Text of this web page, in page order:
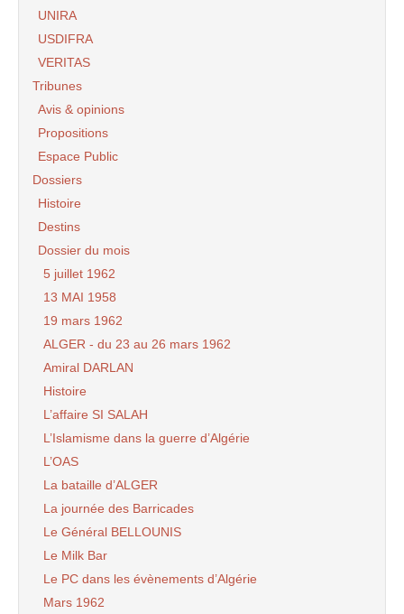
UNIRA
USDIFRA
VERITAS
Tribunes
Avis & opinions
Propositions
Espace Public
Dossiers
Histoire
Destins
Dossier du mois
5 juillet 1962
13 MAI 1958
19 mars 1962
ALGER - du 23 au 26 mars 1962
Amiral DARLAN
Histoire
L’affaire SI SALAH
L’Islamisme dans la guerre d’Algérie
L’OAS
La bataille d’ALGER
La journée des Barricades
Le Général BELLOUNIS
Le Milk Bar
Le PC dans les évènements d’Algérie
Mars 1962